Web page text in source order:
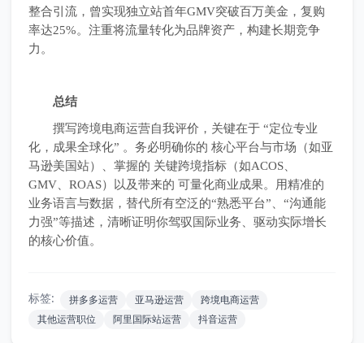
整合引流，曾实现独立站首年GMV突破百万美金，复购
率达25%。注重将流量转化为品牌资产，构建长期竞争
力。
总结
撰写跨境电商运营自我评价，关键在于 “定位专业
化，成果全球化” 。务必明确你的 核心平台与市场（如亚
马逊美国站）、掌握的 关键跨境指标（如ACOS、
GMV、ROAS）以及带来的 可量化商业成果。用精准的
业务语言与数据，替代所有空泛的“熟悉平台”、“沟通能
力强”等描述，清晰证明你驾驭国际业务、驱动实际增长
的核心价值。
标签: 拼多多运营 亚马逊运营
跨境电商运营
其他运营职位
阿里国际站运营 抖音运营